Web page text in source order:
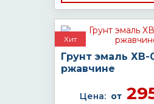
Хит
Грунт эмаль ХВ-
ржавчине
Цена: от